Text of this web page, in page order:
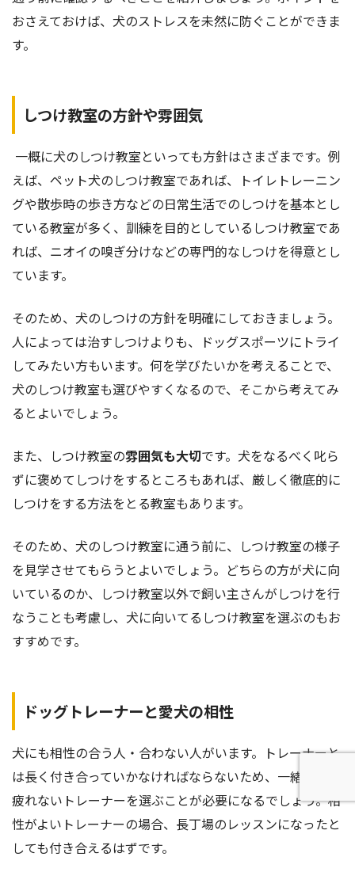
おさえておけば、犬のストレスを未然に防ぐことができま
す。
しつけ教室の方針や雰囲気
一概に犬のしつけ教室といっても方針はさまざまです。例
えば、ペット犬のしつけ教室であれば、トイレトレーニン
グや散歩時の歩き方などの日常生活でのしつけを基本とし
ている教室が多く、訓練を目的としているしつけ教室であ
れば、ニオイの嗅ぎ分けなどの専門的なしつけを得意とし
ています。
そのため、犬のしつけの方針を明確にしておきましょう。
人によっては治すしつけよりも、ドッグスポーツにトライ
してみたい方もいます。何を学びたいかを考えることで、
犬のしつけ教室も選びやすくなるので、そこから考えてみ
るとよいでしょう。
また、しつけ教室の雰囲気も大切です。犬をなるべく叱ら
ずに褒めてしつけをするところもあれば、厳しく徹底的に
しつけをする方法をとる教室もあります。
そのため、犬のしつけ教室に通う前に、しつけ教室の様子
を見学させてもらうとよいでしょう。どちらの方が犬に向
いているのか、しつけ教室以外で飼い主さんがしつけを行
なうことも考慮し、犬に向いてるしつけ教室を選ぶのもお
すすめです。
ドッグトレーナーと愛犬の相性
犬にも相性の合う人・合わない人がいます。トレーナーと
は長く付き合っていかなければならないため、一緒にいて
疲れないトレーナーを選ぶことが必要になるでしょう。相
性がよいトレーナーの場合、長丁場のレッスンになったと
しても付き合えるはずです。